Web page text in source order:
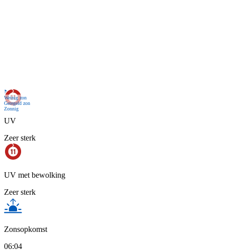
Nu
Weinig zon
Geregeld zon
Zonnig
UV
Zeer sterk
UV met bewolking
Zeer sterk
Zonsopkomst
06:04